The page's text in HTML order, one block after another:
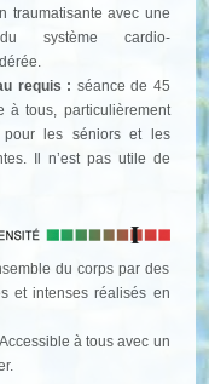
traumatisante avec une
système cardio-
requis : séance de 45
à tous, particulièrement
pour les séniors et les
Il n’est pas utile de
du corps par des
et intenses réalisés en
à tous avec un